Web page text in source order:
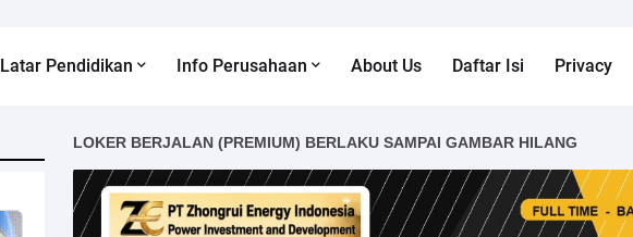
Latar Pendidikan Info Perusahaan About Us Daftar Isi Privacy
LOKER BERJALAN (PREMIUM) BERLAKU SAMPAI GAMBAR HILANG